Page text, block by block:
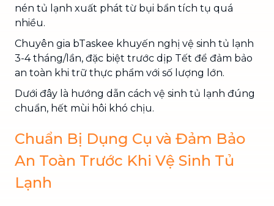
nén tủ lạnh xuất phát từ bụi bẩn tích tụ quá
nhiều.
Chuyên gia bTaskee khuyến nghị vệ sinh tủ lạnh
3-4 tháng/lần, đặc biệt trước dịp Tết để đảm bảo
an toàn khi trữ thực phẩm với số lượng lớn.
Dưới đây là hướng dẫn cách vệ sinh tủ lạnh đúng
chuẩn, hết mùi hôi khó chịu.
Chuẩn Bị Dụng Cụ và Đảm Bảo
An Toàn Trước Khi Vệ Sinh Tủ
Lạnh